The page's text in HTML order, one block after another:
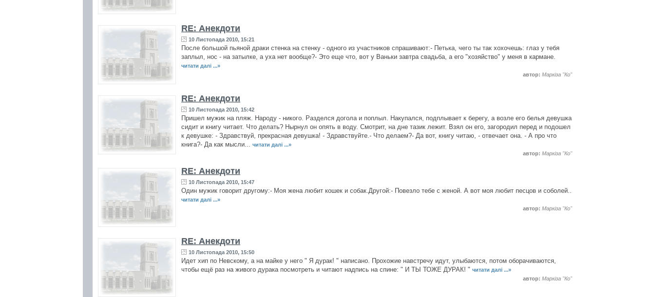
RE: Анекдоти
10 Листопада 2010, 15:21
После большой пьяной драки стенка на стенку - одного из участников спрашивают:- Петька, чего ты так хохочешь: глаз у тебя
заплыл, нос - на затылке, а уха нет вообще?- Это еще что, вот у Ваньки завтра свадьба, а его "хозяйство" у меня в кармане.
читати далі ...»
автор: Маркіза "Ко"
RE: Анекдоти
10 Листопада 2010, 15:42
Пришел мужик на пляж. Народу - никого. Разделся догола и поплыл. Накупался, подплывает к берегу, а возле его белья девушка
сидит и книгу читает. Что делать? Нырнул он опять в воду. Смотрит, на дне тазик лежит. Взял он его, загородил перед и подошел
к девушке: - Здравствуй, прекрасная девушка! - Здравствуйте.- Что делаем?- Да вот, книгу читаю, - отвечает она. - А про что
книга?- Да как мысли... читати далі ...»
автор: Маркіза "Ко"
RE: Анекдоти
10 Листопада 2010, 15:47
Один мужик говорит другому:- Моя жена любит кошек и собак.Другой:- Повезло тебе с женой. А вот моя любит песцов и соболей..
читати далі ...»
автор: Маркіза "Ко"
RE: Анекдоти
10 Листопада 2010, 15:50
Идет хип по Невскому, а на майке у него " Я дурак! " написано. Прохожие навстречу идут, улыбаются, потом оборачиваются,
чтобы ещё раз на живого дурака посмотреть и читают надпись на спине: " И ТЫ ТОЖЕ ДУРАК! " читати далі ...»
автор: Маркіза "Ко"